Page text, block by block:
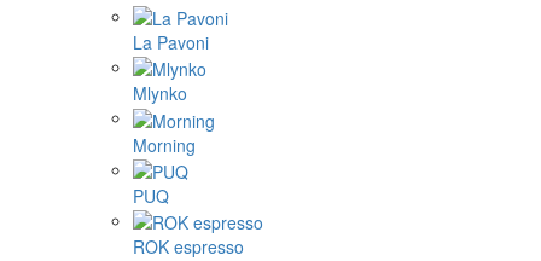
La Pavoni
Mlynko
Morning
PUQ
ROK espresso